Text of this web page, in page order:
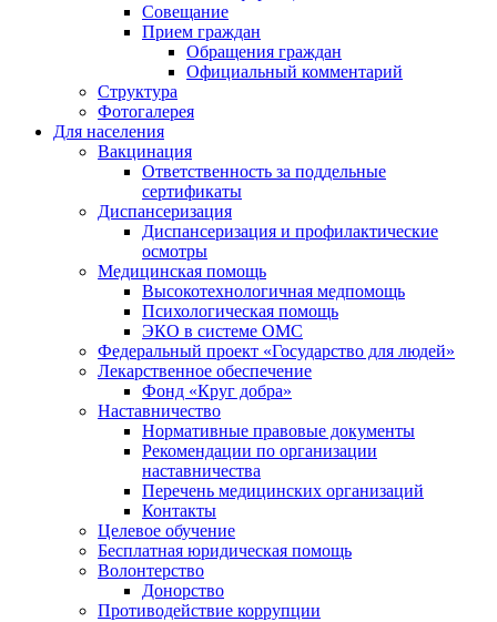
Совещание
Прием граждан
Обращения граждан
Официальный комментарий
Структура
Фотогалерея
Для населения
Вакцинация
Ответственность за поддельные
сертификаты
Диспансеризация
Диспансеризация и профилактические
осмотры
Медицинская помощь
Высокотехнологичная медпомощь
Психологическая помощь
ЭКО в системе ОМС
Федеральный проект «Государство для людей»
Лекарственное обеспечение
Фонд «Круг добра»
Наставничество
Нормативные правовые документы
Рекомендации по организации
наставничества
Перечень медицинских организаций
Контакты
Целевое обучение
Бесплатная юридическая помощь
Волонтерство
Донорство
Противодействие коррупции